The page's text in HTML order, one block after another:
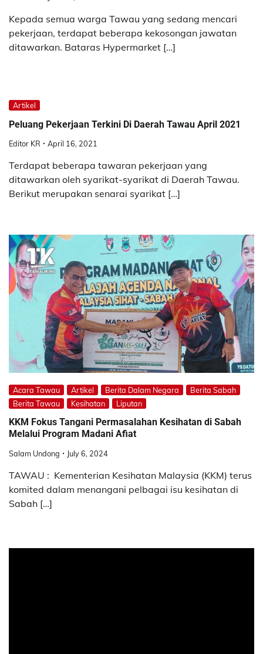
Kepada semua warga Tawau yang sedang mencari
pekerjaan, terdapat beberapa kekosongan jawatan
ditawarkan. Bataras Hypermarket […]
Artikel
Peluang Pekerjaan Terkini Di Daerah Tawau April 2021
Editor KR April 16, 2021
Terdapat beberapa tawaran pekerjaan yang
ditawarkan oleh syarikat-syarikat di Daerah Tawau.
Berikut merupakan senarai syarikat […]
Acara Tawau Artikel Berita Dalam Negara
Berita Sabah
Berita Tawau
Kesihatan Liputan
KKM Fokus Tangani Permasalahan Kesihatan di Sabah
Melalui Program Madani Afiat
Salam Undong July 6, 2024
TAWAU : Kementerian Kesihatan Malaysia (KKM) terus
komited dalam menangani pelbagai isu kesihatan di
Sabah […]